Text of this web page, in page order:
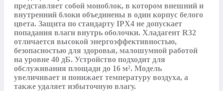
представляет собой моноблок, в котором внешний и
внутренний блоки объединены в один корпус белого
цвета. Защита по стандарту IPX4 не допускает
попадания влаги внутрь оболочки. Хладагент R32
отличается высокой энергоэффективностью,
безопасностью для здоровья, малошумной работой
на уровне 40 дБ. Устройство подходит для
обслуживания площади до 16 м². Модель
увеличивает и понижает температуру воздуха, а
также удаляет избыточную влагу.